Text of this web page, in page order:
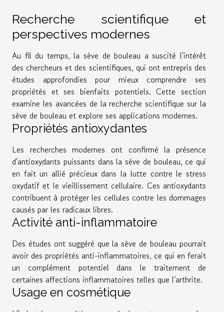
Recherche scientifique et
perspectives modernes
Au fil du temps, la sève de bouleau a suscité l'intérêt
des chercheurs et des scientifiques, qui ont entrepris des
études approfondies pour mieux comprendre ses
propriétés et ses bienfaits potentiels. Cette section
examine les avancées de la recherche scientifique sur la
sève de bouleau et explore ses applications modernes.
Propriétés antioxydantes
Les recherches modernes ont confirmé la présence
d'antioxydants puissants dans la sève de bouleau, ce qui
en fait un allié précieux dans la lutte contre le stress
oxydatif et le vieillissement cellulaire. Ces antioxydants
contribuent à protéger les cellules contre les dommages
causés par les radicaux libres.
Activité anti-inflammatoire
Des études ont suggéré que la sève de bouleau pourrait
avoir des propriétés anti-inflammatoires, ce qui en ferait
un complément potentiel dans le traitement de
certaines affections inflammatoires telles que l'arthrite.
Usage en cosmétique